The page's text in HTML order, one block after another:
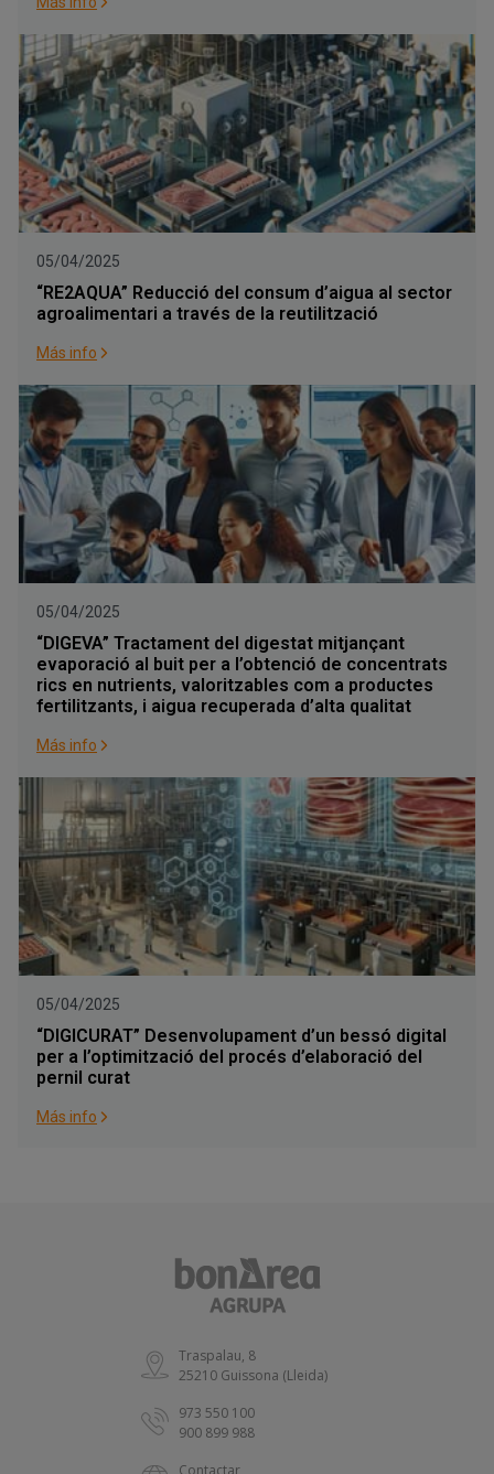
05/04/2025
“RE2AQUA” Reducció del consum d’aigua al sector
agroalimentari a través de la reutilització
Más info
05/04/2025
“DIGEVA” Tractament del digestat mitjançant
evaporació al buit per a l’obtenció de concentrats
rics en nutrients, valoritzables com a productes
fertilitzants, i aigua recuperada d’alta qualitat
Más info
05/04/2025
“DIGICURAT” Desenvolupament d’un bessó digital
per a l’optimització del procés d’elaboració del
pernil curat
Más info
Traspalau, 8
25210 Guissona (Lleida)
973 550 100
900 899 988
Contactar